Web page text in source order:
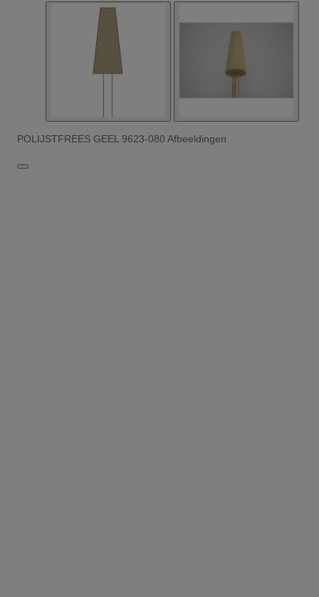
POLIJSTFREES GEEL 9623-080 Afbeeldingen